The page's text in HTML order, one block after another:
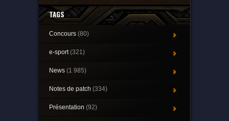
TAGS
Concours (80)
e-sport(321)
News (1 985)
Notes de patch (334)
Présentation (92)